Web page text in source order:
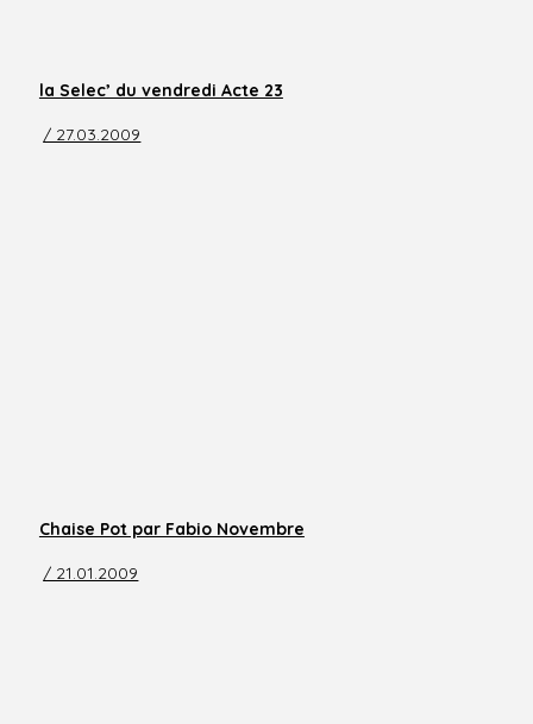
la Selec’ du vendredi Acte 23
/ 27.03.2009
Chaise Pot par Fabio Novembre
/ 21.01.2009